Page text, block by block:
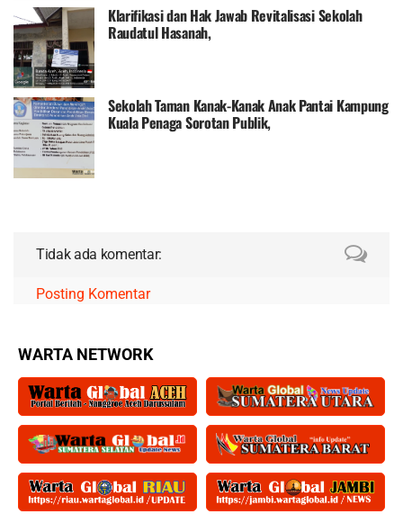
Klarifikasi dan Hak Jawab Revitalisasi Sekolah
Raudatul Hasanah,
Sekolah Taman Kanak-Kanak Anak Pantai Kampung
Kuala Penaga Sorotan Publik,
Tidak ada komentar:
Posting Komentar
WARTA NETWORK